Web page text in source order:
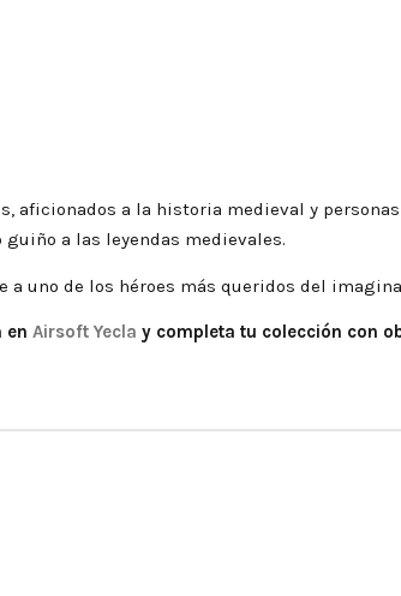
aficionados a la historia medieval y
a las leyendas medievales.
a uno de los héroes más queridos del
en Airsoft Yecla y completa tu colección con